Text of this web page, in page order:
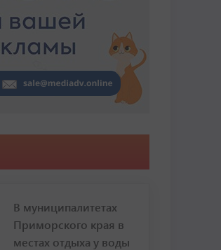
В муниципалитетах
Приморского края в
местах отдыха у воды